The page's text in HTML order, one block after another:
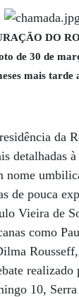
DO
de 30 de
mais tarde
da
detalhadas
nome
de pouca
Vieira de
como
realizado
10,